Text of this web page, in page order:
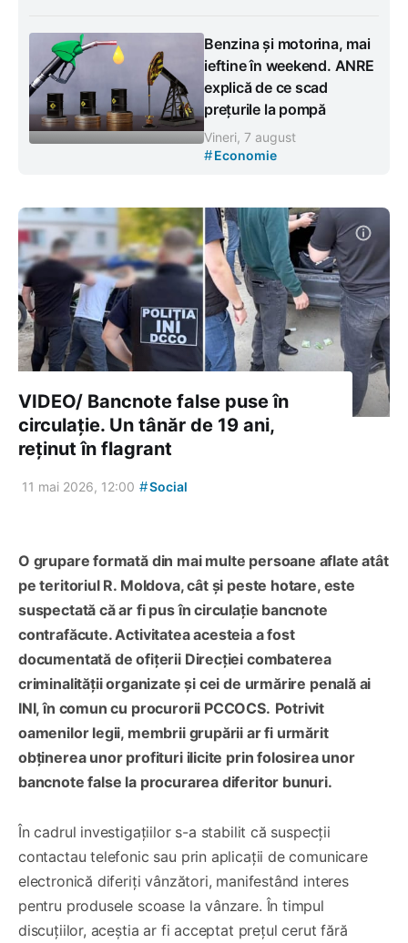
Benzina și motorina, mai
ieftine în weekend. ANRE
explică de ce scad
prețurile la pompă
Vineri, 7 august
#Economie
VIDEO/ Bancnote false puse în
circulație. Un tânăr de 19 ani,
reținut în flagrant
11 mai 2026, 12:00 #Social
O grupare formată din mai multe persoane aflate atât
pe teritoriul R. Moldova, cât și peste hotare, este
suspectată că ar fi pus în circulație bancnote
contrafăcute. Activitatea acesteia a fost
documentată de ofițerii Direcției combaterea
criminalității organizate și cei de urmărire penală ai
INI, în comun cu procurorii PCCOCS. Potrivit
oamenilor legii, membrii grupării ar fi urmărit
obținerea unor profituri ilicite prin folosirea unor
bancnote false la procurarea diferitor bunuri.
În cadrul investigațiilor s-a stabilit că suspecții
contactau telefonic sau prin aplicații de comunicare
electronică diferiți vânzători, manifestând interes
pentru produsele scoase la vânzare. În timpul
discuțiilor, aceștia ar fi acceptat prețul cerut fără